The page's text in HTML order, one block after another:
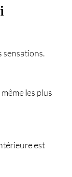
sensations.
les plus
est